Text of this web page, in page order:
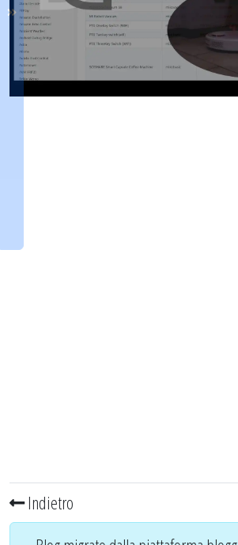
Indietro